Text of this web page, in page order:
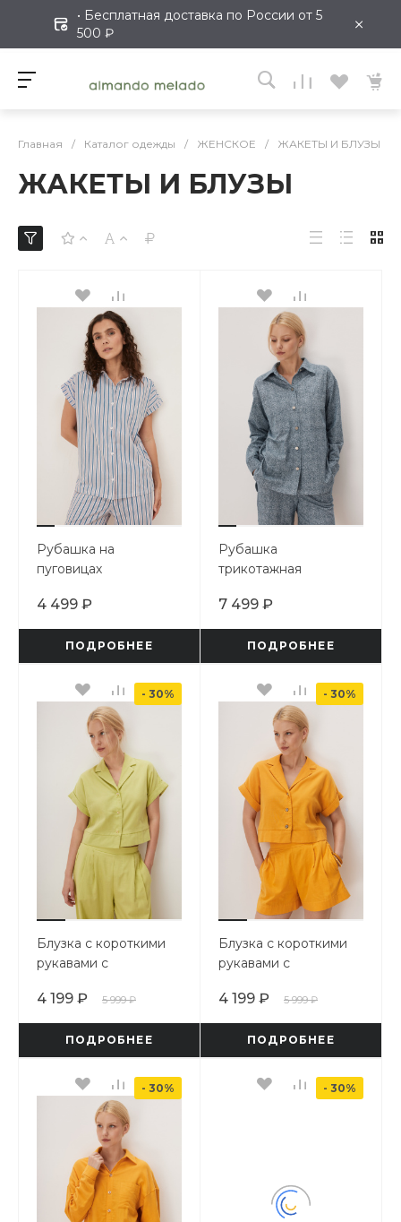
• Бесплатная доставка по России от 5
500 ₽
×
Главная / Каталог одежды / ЖЕНСКОЕ / ЖАКЕТЫ И БЛУЗЫ
ЖАКЕТЫ И БЛУЗЫ
Рубашка на
пуговицах
4 499 ₽
ПОДРОБНЕЕ
Рубашка
трикотажная
7 499 ₽
ПОДРОБНЕЕ
Блузка с короткими
рукавами с
4 199 ₽ 5 999 ₽
- 30%
ПОДРОБНЕЕ
Блузка с короткими
рукавами с
4 199 ₽ 5 999 ₽
- 30%
ПОДРОБНЕЕ
- 30% - 30%